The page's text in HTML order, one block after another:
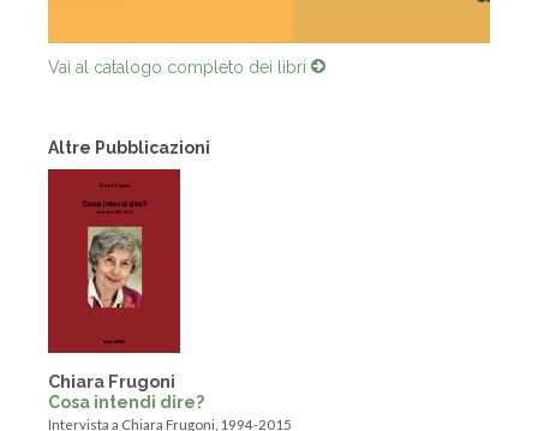
Altre Pubblicazioni
Chiara Frugoni
Cosa intendi dire?